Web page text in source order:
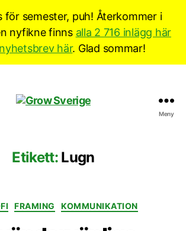
för semester, puh! Återkommer i
nyfikne finns alla 2 716 inlägg här
här. Glad sommar!
Meny
Etikett: Lugn
Kategorier
FRAMING KOMMUNIKATION